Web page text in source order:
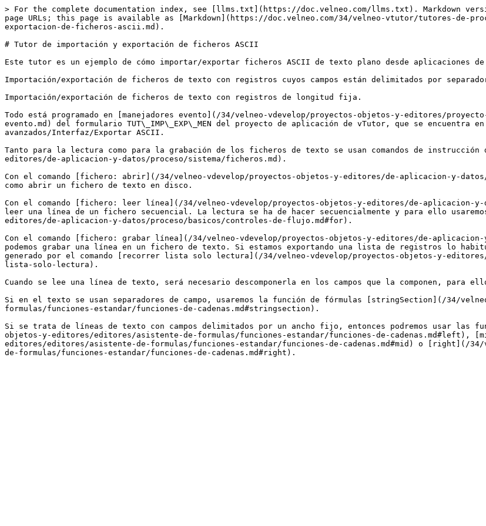
> For the complete documentation index, see [llms.txt](https://doc.velneo.com/llms.txt). Markdown
page URLs; this page is available as [Markdown](https://doc.velneo.com/34/velneo-vtutor/tutores-de-
exportacion-de-ficheros-ascii.md).
# Tutor de importación y exportación de ficheros ASCII
Este tutor es un ejemplo de cómo importar/exportar ficheros ASCII de texto plano desde aplicaciones
Importación/exportación de ficheros de texto con registros cuyos campos están delimitados por
Importación/exportación de ficheros de texto con registros de longitud fija.
Todo está programado en [manejadores evento](/34/velneo-vdevelop/proyectos-objetos-y-editores/
evento.md) del formulario TUT\_IMP\_EXP\_MEN del proyecto de aplicación de vTutor, que se encuentra
avanzados/Interfaz/Exportar ASCII.
Tanto para la lectura como para la grabación de los ficheros de texto se usan comandos de
editores/de-aplicacion-y-datos/proceso/sistema/ficheros.md).
Con el comando [fichero: abrir](/34/velneo-vdevelop/proyectos-objetos-y-editores/de-aplicacion-y-
como abrir un fichero de texto en disco.
Con el comando [fichero: leer línea](/34/velneo-vdevelop/proyectos-objetos-y-editores/de-aplicacion-y-
leer una línea de un fichero secuencial. La lectura se ha de hacer secuencialmente y para ello
editores/de-aplicacion-y-datos/proceso/basicos/controles-de-flujo.md#for).
Con el comando [fichero: grabar línea](/34/velneo-vdevelop/proyectos-objetos-y-editores/de-
podemos grabar una línea en un fichero de texto. Si estamos exportando una lista de registros lo
generado por el comando [recorrer lista solo lectura](/34/velneo-vdevelop/proyectos-objetos-y-
lista-solo-lectura).
Cuando se lee una línea de texto, será necesario descomponerla en los campos que la componen, para
Si en el texto se usan separadores de campo, usaremos la función de fórmulas [stringSection](/34/
formulas/funciones-estandar/funciones-de-cadenas.md#stringsection).
Si se trata de líneas de texto con campos delimitados por un ancho fijo, entonces podremos usar las
objetos-y-editores/editores/asistente-de-formulas/funciones-estandar/funciones-de-cadenas.md#left),
editores/editores/asistente-de-formulas/funciones-estandar/funciones-de-cadenas.md#mid) o [right](/